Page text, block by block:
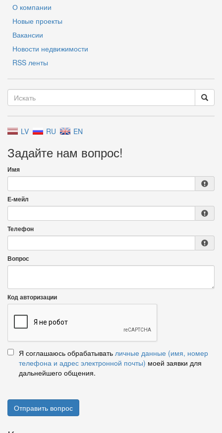
О компании
Новые проекты
Вакансии
Новости недвижимости
RSS ленты
LV RU EN
Задайте нам вопрос!
Имя
Е-мейл
Телефон
Вопрос
Код авторизации
Я соглашаюсь обрабатывать личные данные (имя, номер
телефона и адрес электронной почты) моей заявки для
дальнейшего общения.
Отправить вопрос